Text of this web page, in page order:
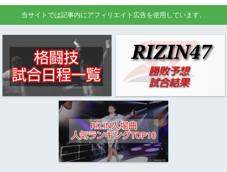
当サイトでは記事内にアフィリエイト広告を使用しています。